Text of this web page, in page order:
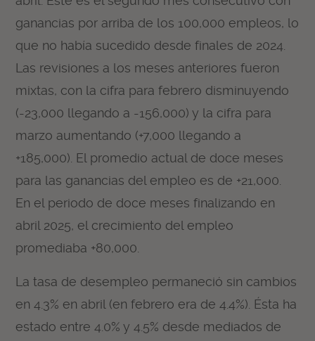
ganancias por arriba de los 100,000 empleos, lo
que no había sucedido desde finales de 2024.
Las revisiones a los meses anteriores fueron
mixtas, con la cifra para febrero disminuyendo
(-23,000 llegando a -156,000) y la cifra para
marzo aumentando (+7,000 llegando a
+185,000). El promedio actual de doce meses
para las ganancias del empleo es de +21,000.
En el periodo de doce meses finalizando en
abril 2025, el crecimiento del empleo
promediaba +80,000.
La tasa de desempleo permaneció sin cambios
en 4.3% en abril (en febrero era de 4.4%). Ésta ha
estado entre 4.0% y 4.5% desde mediados de